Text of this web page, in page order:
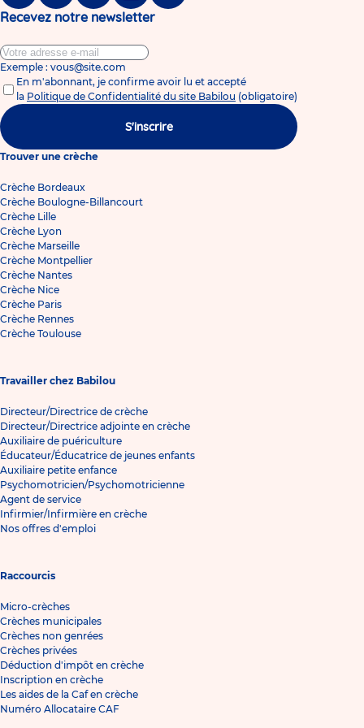
Recevez notre newsletter
Exemple : vous@site.com
En m'abonnant, je confirme avoir lu et accepté
la Politique de Confidentialité du site Babilou (obligatoire)
S'inscrire
Trouver une crèche
Crèche Bordeaux
Crèche Boulogne-Billancourt
Crèche Lille
Crèche Lyon
Crèche Marseille
Crèche Montpellier
Crèche Nantes
Crèche Nice
Crèche Paris
Crèche Rennes
Crèche Toulouse
Travailler chez Babilou
Directeur/Directrice de crèche
Directeur/Directrice adjointe en crèche
Auxiliaire de puériculture
Éducateur/Éducatrice de jeunes enfants
Auxiliaire petite enfance
Psychomotricien/Psychomotricienne
Agent de service
Infirmier/Infirmière en crèche
Nos offres d'emploi
Raccourcis
Micro-crèches
Crèches municipales
Crèches non genrées
Crèches privées
Déduction d'impôt en crèche
Inscription en crèche
Les aides de la Caf en crèche
Numéro Allocataire CAF